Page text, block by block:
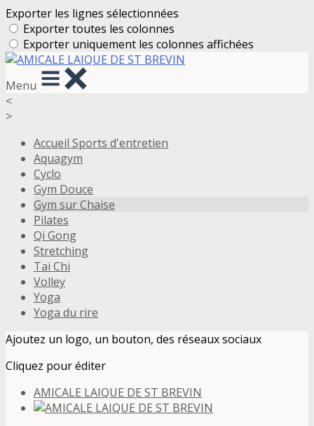
Exporter les lignes sélectionnées
Exporter toutes les colonnes
Exporter uniquement les colonnes affichées
Menu
<
>
Accueil Sports d'entretien
Aquagym
Cyclo
Gym Douce
Gym sur Chaise
Pilates
Qi Gong
Stretching
Tai Chi
Volley
Yoga
Yoga du rire
Ajoutez un logo, un bouton, des réseaux sociaux
Cliquez pour éditer
AMICALE LAIQUE DE ST BREVIN